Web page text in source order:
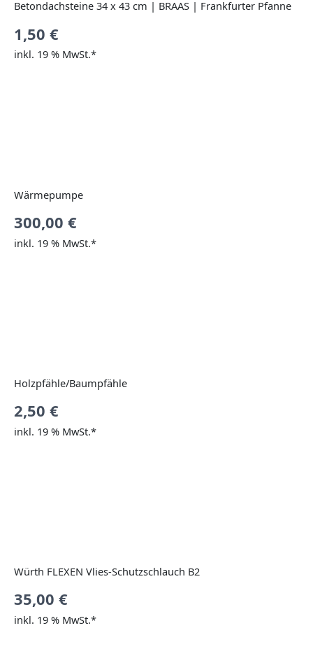
Betondachsteine 34 x 43 cm | BRAAS | Frankfurter Pfanne
1,50 €
inkl. 19 % MwSt.*
Wärmepumpe
300,00 €
inkl. 19 % MwSt.*
Holzpfähle/Baumpfähle
2,50 €
inkl. 19 % MwSt.*
Würth FLEXEN Vlies-Schutzschlauch B2
35,00 €
inkl. 19 % MwSt.*